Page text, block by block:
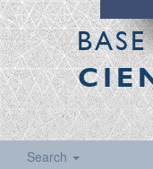
Search